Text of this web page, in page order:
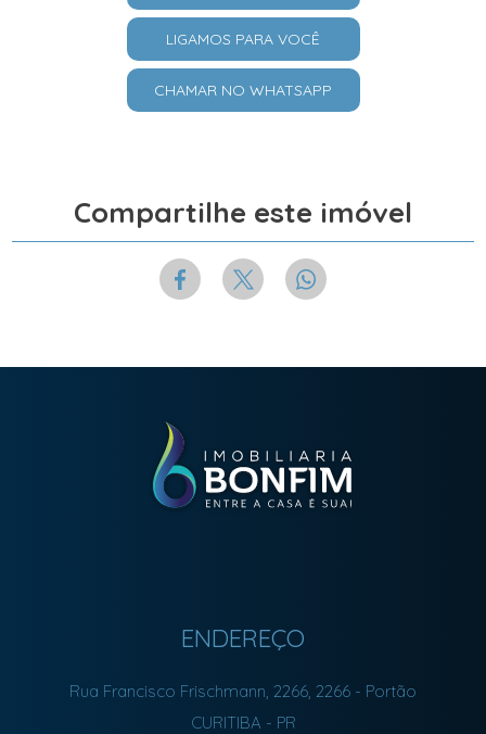
LIGAMOS PARA VOCÊ
CHAMAR NO WHATSAPP
Compartilhe este imóvel
ENDEREÇO
Rua Francisco Frischmann, 2266, 2266 - Portão
CURITIBA - PR